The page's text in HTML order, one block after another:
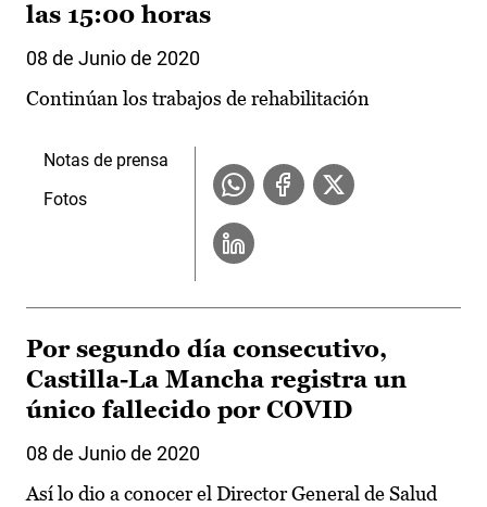
las 15:00 horas
08 de Junio de 2020
Continúan los trabajos de rehabilitación
Notas de prensa
Fotos
Por segundo día consecutivo,
Castilla-La Mancha registra un
único fallecido por COVID
08 de Junio de 2020
Así lo dio a conocer el Director General de Salud